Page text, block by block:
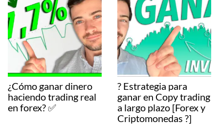
¿Cómo ganar dinero
haciendo trading real
en forex? ✅
? Estrategia para
ganar en Copy trading
a largo plazo [Forex y
Criptomonedas ?]